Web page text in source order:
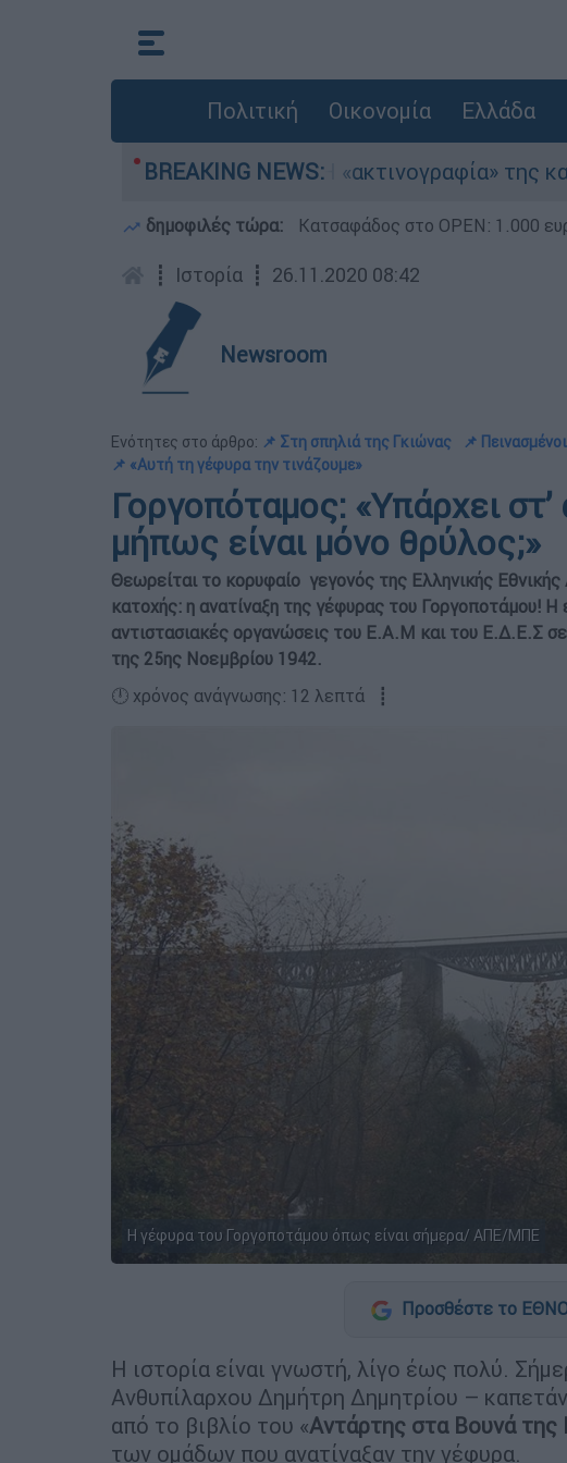
Πολιτική Οικονομία Ελλάδα
BREAKING NEWS:
Η «ακτινογραφία» της καταστροφής
δημοφιλές τώρα: Κατσαφάδος στο OPEN: 1.000
┋ Ιστορία ┋ 26.11.2020 08:42
Newsroom
Ενότητες στο άρθρο: 📌 Στη σπηλιά της Γκιώνας
📌
📌 «Αυτή τη γέφυρα την τινάζουμε»
Γοργοπόταμος: «Υπάρχει
μήπως είναι μόνο θρύλος;»
Θεωρείται το κορυφαίο γεγονός της Ελληνικής
κατοχής: η ανατίναξη της γέφυρας του Γοργοποτάμου! Η
αντιστασιακές οργανώσεις του Ε.Α.Μ και του Ε.Δ.Ε.Σ
της 25ης Νοεμβρίου 1942.
🕛 χρόνος ανάγνωσης: 12 λεπτά ┋
Η γέφυρα του Γοργοποτάμου όπως είναι σήμερα/ ΑΠΕ/ΜΠΕ
Προσθέστε το
Η ιστορία είναι γνωστή, λίγο έως πολύ.
Ανθυπίλαρχου Δημήτρη Δημητρίου –
από το βιβλίο του «Αντάρτης στα Βουνά της
των ομάδων που ανατίναξαν την γέφυρα.